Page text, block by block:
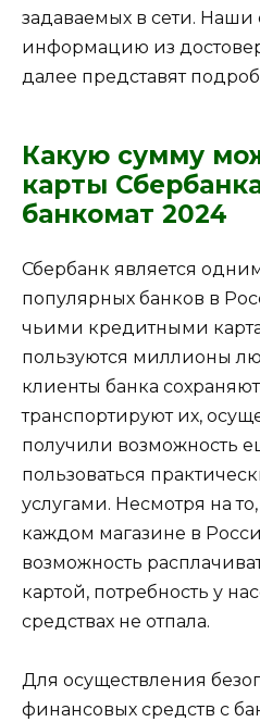
задаваемых в сети.
информацию из
далее представят
Какую сумму
карты
банкомат 2024
Сбербанк является
популярных банков в
чьими кредитными
пользуются миллионы
клиенты банка
транспортируют их,
получили возможность
пользоваться
услугами. Несмотря на
каждом магазине в
возможность
картой, потребность у
средствах не отпала.
Для осуществления
финансовых средств с